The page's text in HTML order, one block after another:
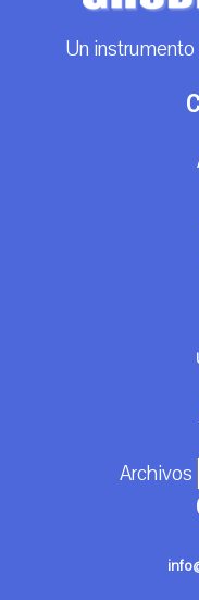
Un
Archivos